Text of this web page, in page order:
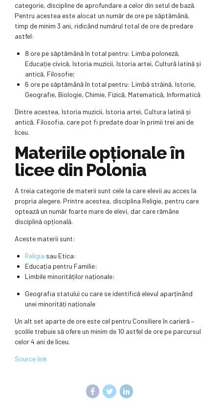
categorie, discipline de aprofundare a celor din setul de bază.
Pentru acestea este alocat un număr de ore pe săptămână,
timp de minim 3 ani, ridicând numărul total de ore de predare
astfel:
8 ore pe săptămână în total pentru: Limba poloneză,
Educație civică, Istoria muzicii, Istoria artei, Cultură latină și
antică, Filosofie;
6 ore pe săptămână în total pentru: Limbă străină, Istorie,
Geografie, Biologie, Chimie, Fizică, Matematică, Informatică
Dintre acestea, Istoria muzicii, Istoria artei, Cultura latină și
antică, Filosofia, care pot fi predate doar în primii trei ani de
liceu.
Materiile opționale în
licee din Polonia
A treia categorie de materii sunt cele la care elevii au acces la
propria alegere. Printre acestea, disciplina Religie, pentru care
optează un număr foarte mare de elevi, dar care rămâne
disciplină opțională.
Aceste materii sunt:
Religia sau Etica:
Educația pentru Familie:
Limbile minorităților naționale:
Geografia statului cu care se identifică elevul aparținând
unei minorități naționale
Un alt set aparte de ore este cel pentru Consiliere în carieră –
școlile trebuie să ofere un minim de 10 astfel de ore pe parcursul
celor 4 ani de liceu.
Source link